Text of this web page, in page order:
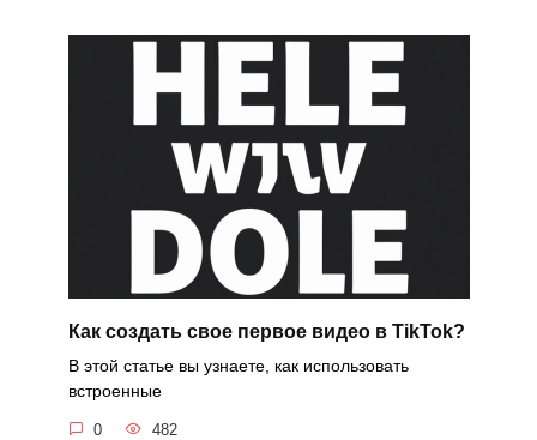
Как создать свое первое видео в TikTok?
В этой статье вы узнаете, как использовать
встроенные
0 482